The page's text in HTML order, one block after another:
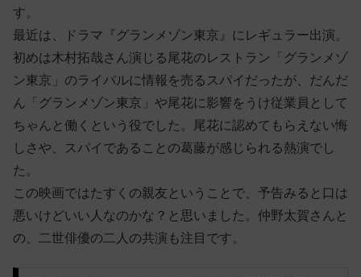
す。
最近は、ドラマ『グランメゾン東京』にレギュラー出演。
初めは木村拓哉さん演じる尾花のレストラン「グランメゾ
ン東京」のライバルに情報を売るスパイだったが、だんだ
ん「グランメゾン東京」や尾花に影響をうけ従業員として
ちゃんと働くという役でした。尾花に認めてもらえない悔
しさや、スパイであることの葛藤が感じられる熱演でし
た。
この映画ではたすくの親友ということで、予告みると口は
悪いけどいい人なのかな？と思いました。仲野太賀さんと
の、二世俳優の二人の共演も注目です。